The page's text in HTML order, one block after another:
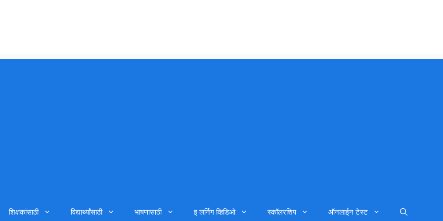
शिक्षकांसाठी विद्यार्थ्यांसाठी भाषणासाठी इ लर्निग व्हिडिओ स्कॉलरशिप ऑनलाईन टेस्ट